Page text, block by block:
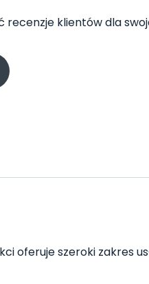
recenzje klientów dla
oferuje szeroki zakres